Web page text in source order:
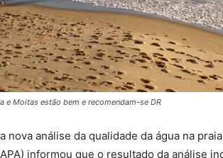
e Moitas estão bem e recomendam-se DR
nova análise da qualidade da água na
informou que o resultado da análise